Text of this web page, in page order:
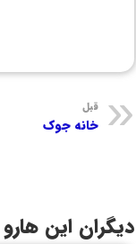
قبل
خانه جوک
دیگران این